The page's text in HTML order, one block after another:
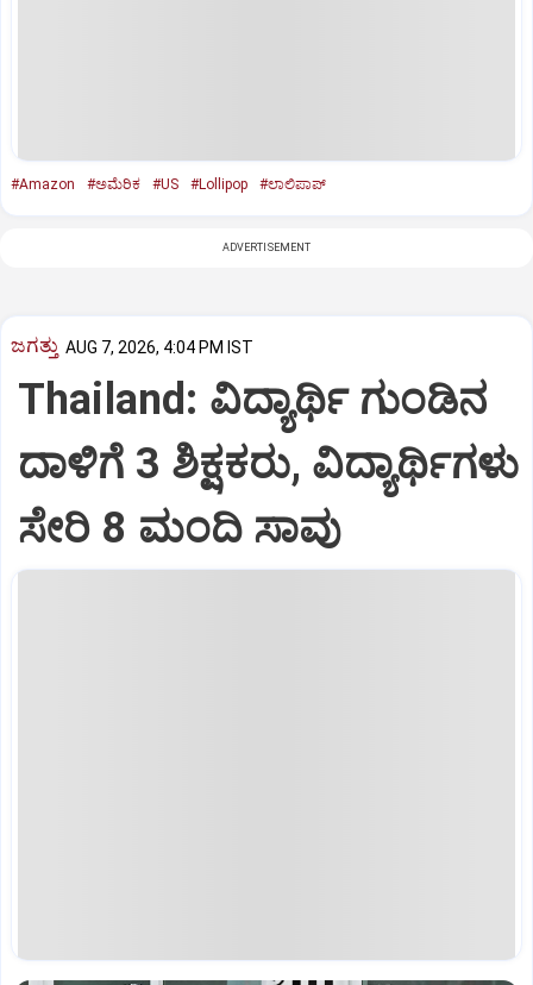
#Amazon #ಅಮೆರಿಕ #US #Lollipop #ಲಾಲಿಪಾಪ್
ADVERTISEMENT
ಜಗತ್ತು AUG 7, 2026, 4:04 PM IST
Thailand: ವಿದ್ಯಾರ್ಥಿ ಗುಂಡಿನ
ದಾಳಿಗೆ 3 ಶಿಕ್ಷಕರು, ವಿದ್ಯಾರ್ಥಿಗಳು
ಸೇರಿ 8 ಮಂದಿ ಸಾವು